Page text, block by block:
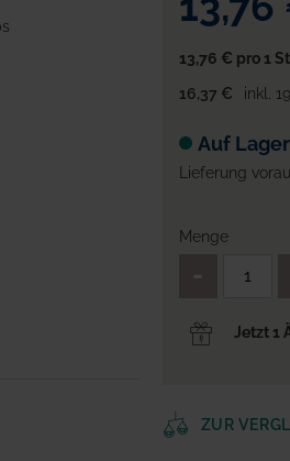
13,76 € pro 1
16,37 €
inkl.
Auf Lager
Lieferung
Menge
Jetzt 1
ZUR